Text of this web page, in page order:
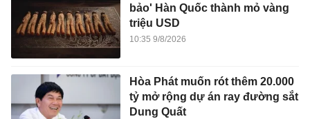
bảo' Hàn Quốc thành mỏ vàng
triệu USD
10:35 9/8/2026
Hòa Phát muốn rót thêm 20.000
tỷ mở rộng dự án ray đường sắt
Dung Quất